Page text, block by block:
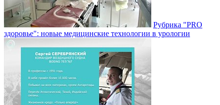
Рубрика "PRO
здоровье": новые медицинские технологии в урологии